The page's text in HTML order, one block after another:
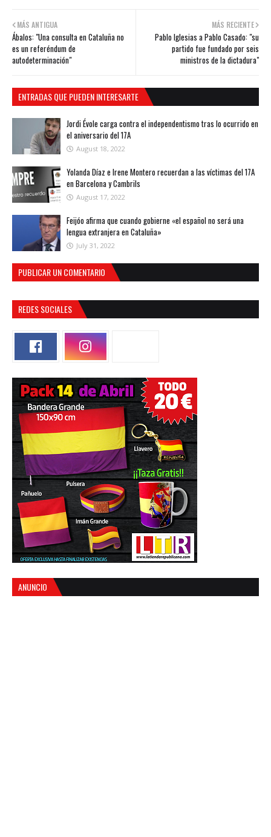
MÁS RECIENTE
Pablo Iglesias a Pablo Casado: "su
partido fue fundado por seis
ministros de la dictadura"
MÁS ANTIGUA
Ábalos: "Una consulta en Cataluña no
es un referéndum de
autodeterminación"
ENTRADAS QUE PUEDEN INTERESARTE
Jordi Évole carga contra el independentismo tras lo ocurrido en
el aniversario del 17A
August 18, 2022
Yolanda Díaz e Irene Montero recuerdan a las víctimas del 17A
en Barcelona y Cambrils
August 17, 2022
Feijóo afirma que cuando gobierne «el español no será una
lengua extranjera en Cataluña»
July 31, 2022
PUBLICAR UN COMENTARIO
REDES SOCIALES
ANUNCIO